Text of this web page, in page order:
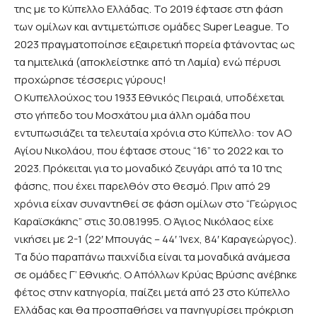
της με το Κύπελλο Ελλάδας. Το 2019 έφτασε στη φάση
των ομίλων και αντιμετώπισε ομάδες Super League. Το
2023 πραγματοποίησε εξαιρετική πορεία φτάνοντας ως
τα ημιτελικά (αποκλείστηκε από τη Λαμία) ενώ πέρυσι
προχώρησε τέσσερις γύρους!
Ο Κυπελλούχος του 1933 Εθνικός Πειραιά, υποδέχεται
στο γήπεδο του Μοσχάτου μια άλλη ομάδα που
εντυπωσιάζει τα τελευταία χρόνια στο Κύπελλο: τον ΑΟ
Αγίου Νικολάου, που έφτασε στους “16” το 2022 και το
2023. Πρόκειται για το μοναδικό ζευγάρι από τα 10 της
φάσης, που έχει παρελθόν στο θεσμό. Πριν από 29
χρόνια είχαν συναντηθεί σε φάση ομίλων στο “Γεώργιος
Καραϊσκάκης” στις 30.08.1995. Ο Άγιος Νικόλαος είχε
νικήσει με 2-1 (22′ Μπουγάς – 44′ Ίνεχ, 84′ Καραγεώργος).
Τα δύο παραπάνω παιχνίδια είναι τα μοναδικά ανάμεσα
σε ομάδες Γ’ Εθνικής. Ο Απόλλων Κρύας Βρύσης ανέβηκε
φέτος στην κατηγορία, παίζει μετά από 23 στο Κύπελλο
Ελλάδας και θα προσπαθήσει να πανηγυρίσει πρόκριση